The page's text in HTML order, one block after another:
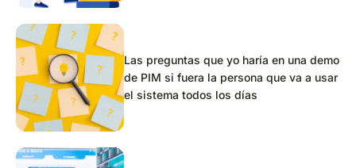
Las preguntas que yo haría en una demo
de PIM si fuera la persona que va a usar
el sistema todos los días